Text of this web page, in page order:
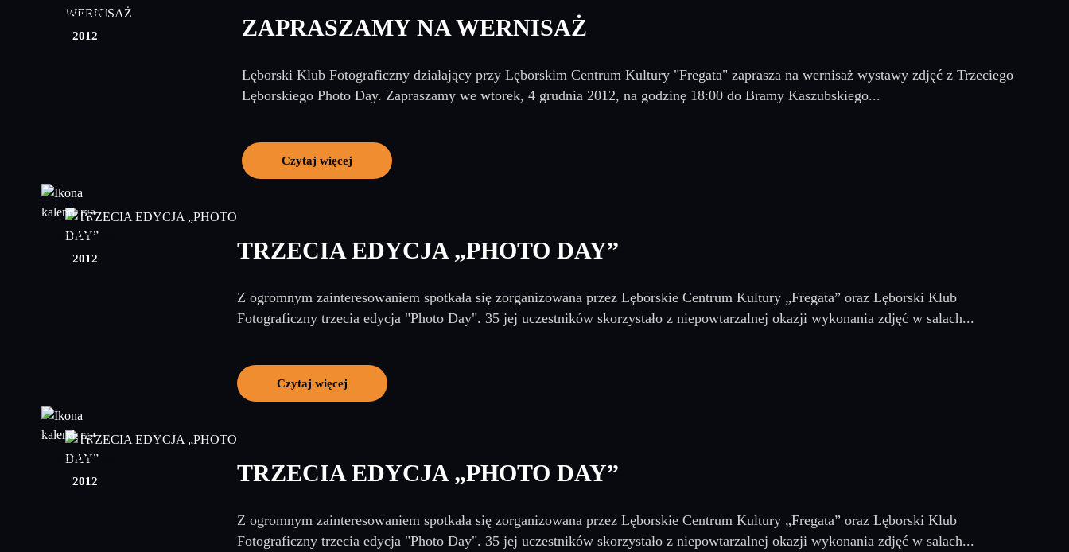
listopad
2012
ZAPRASZAMY NA WERNISAŻ
Lęborski Klub Fotograficzny działający przy Lęborskim Centrum Kultury "Fregata" zaprasza na wernisaż wystawy zdjęć z Trzeciego
Lęborskiego Photo Day. Zapraszamy we wtorek, 4 grudnia 2012, na godzinę 18:00 do Bramy Kaszubskiego...
Czytaj więcej
15
październik
2012
TRZECIA EDYCJA „PHOTO DAY”
Z ogromnym zainteresowaniem spotkała się zorganizowana przez Lęborskie Centrum Kultury „Fregata” oraz Lęborski Klub
Fotograficzny trzecia edycja "Photo Day". 35 jej uczestników skorzystało z niepowtarzalnej okazji wykonania zdjęć w salach...
Czytaj więcej
15
październik
2012
TRZECIA EDYCJA „PHOTO DAY”
Z ogromnym zainteresowaniem spotkała się zorganizowana przez Lęborskie Centrum Kultury „Fregata” oraz Lęborski Klub
Fotograficzny trzecia edycja "Photo Day". 35 jej uczestników skorzystało z niepowtarzalnej okazji wykonania zdjęć w salach...